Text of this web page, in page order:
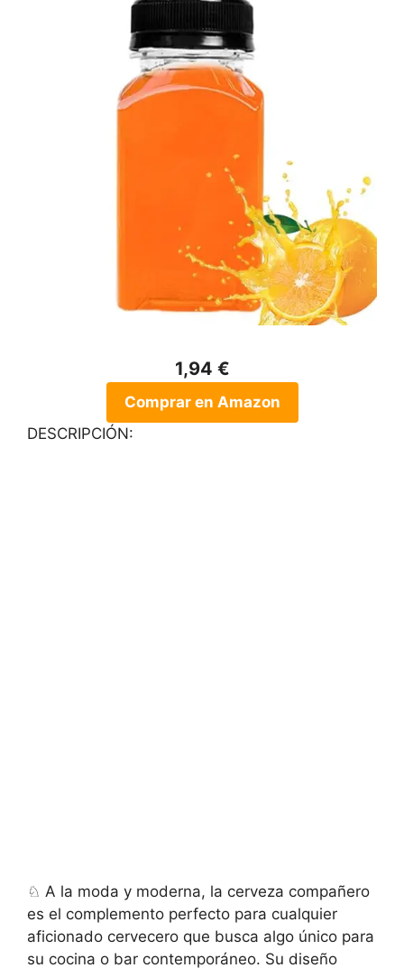
1,94 €
Comprar en Amazon
DESCRIPCIÓN:
♘ A la moda y moderna, la cerveza compañero
es el complemento perfecto para cualquier
aficionado cervecero que busca algo único para
su cocina o bar contemporáneo. Su diseño